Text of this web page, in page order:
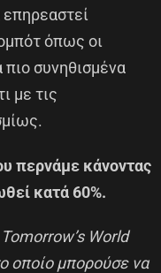
όπως οι
συνηθισμένα
με τις
περνάμε κάνοντας
κατά 60%.
World
οποίο μπορούσε να